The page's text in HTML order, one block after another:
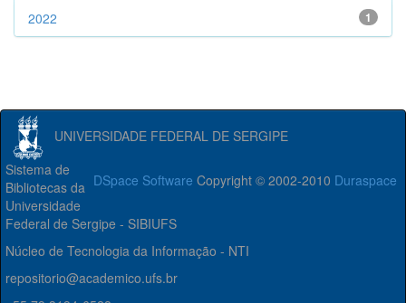
1
2022
UNIVERSIDADE FEDERAL DE SERGIPE
DSpace Software Copyright © 2002-2010 Duraspace
Sistema de
Bibliotecas da
Universidade
Federal de Sergipe - SIBIUFS
Núcleo de Tecnologia da Informação - NTI
repositorio@academico.ufs.br